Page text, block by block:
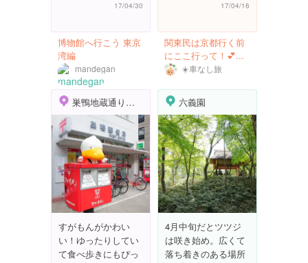
17/04/30
博物館へ行こう 東京
湾編
mandegan
17/04/16
関東民は京都行く前
にここ行って！💕...
☀️車なし旅
巣鴨地蔵通り商店街
すがもんがかわい
い！ゆったりしてい
て食べ歩きにもぴっ
六義園
4月中旬だとツツジ
は咲き始め。広くて
落ち着きのある場所